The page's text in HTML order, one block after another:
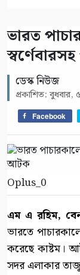
ভারত
ডেস্ক নিউজ
প্রকাশিত:
Facebook
Oplus_0
এম এ রহিম,
ভারতে
করেছে কাষ্টম।
সদর এলাকার